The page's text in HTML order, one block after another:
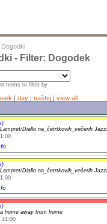
Dogodki
- Filter: Dogodek
terms to filter by
| day | naštej | view all
Diallo na_četrtkovih_večerih
Diallo na_četrtkovih_večerih
home away from home
21:00